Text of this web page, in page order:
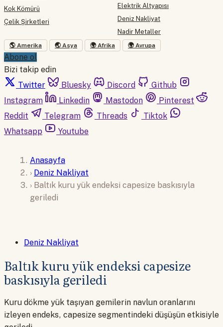
Kok Kömürü
Çelik Şirketleri
Elektrik Altyapısı
Deniz Nakliyat
Nadir Metaller
🌎 Amerika 🌏 Asya 🌍 Afrika 🌍 Avrupa
Abone ol
Bizi takip edin
Twitter
Bluesky Discord
Github
Instagram
Linkedin Mastodon
Pinterest
Reddit
Telegram Threads
Tiktok
Whatsapp
Youtube
Anasayfa
› Deniz Nakliyat
› Baltık kuru yük endeksi capesize baskısıyla
geriledi
Deniz Nakliyat
Baltık kuru yük endeksi capesize
baskısıyla geriledi
Kuru dökme yük taşıyan gemilerin navlun oranlarını
izleyen endeks, capesize segmentindeki düşüşün etkisiyle